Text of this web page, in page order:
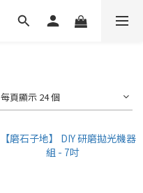
每頁顯示 24 個